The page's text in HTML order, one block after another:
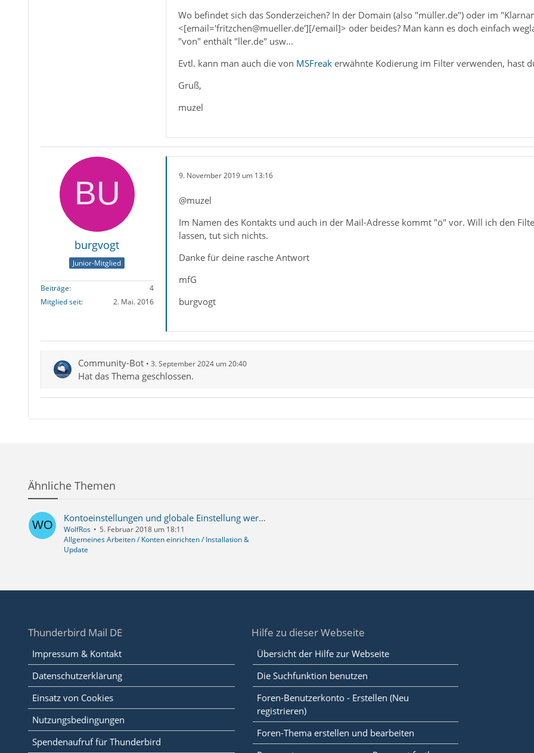
Wo befindet sich das Sonderzeichen? In der Domain (also "müller.de") oder im
<[email='fritzchen@mueller.de'][/email]> oder beides? Man kann es doch einfach
"von" enthält "ller.de" usw...
Evtl. kann man auch die von MSFreakerwähnte Kodierung im Filter verwenden, hast
Gruß,
muzel
burgvogt
Junior-Mitglied
Beiträge
4
Mitglied seit
2. Mai. 2016
9. November 2019 um 13:16
@muzel
Im Namen des Kontakts und auch in der Mail-Adresse kommt "ö" vor. Will ich den
lassen, tut sich nichts.
Danke für deine rasche Antwort
mfG
burgvogt
Community-Bot 3. September 2024 um 20:40
Hat das Thema geschlossen.
Ähnliche Themen
Kontoeinstellungen und globale Einstellung werden nicht permanent übernommen
WolfRos
5. Februar 2018 um 18:11
Allgemeines Arbeiten / Konten einrichten / Installation &
Update
Thunderbird Mail DE
Impressum & Kontakt
Datenschutzerklärung
Einsatz von Cookies
Nutzungsbedingungen
Spendenaufruf für Thunderbird
Hilfe zu dieser Webseite
Übersicht der Hilfe zur Webseite
Die Suchfunktion benutzen
Foren-Benutzerkonto - Erstellen (Neu
registrieren)
Foren-Thema erstellen und bearbeiten